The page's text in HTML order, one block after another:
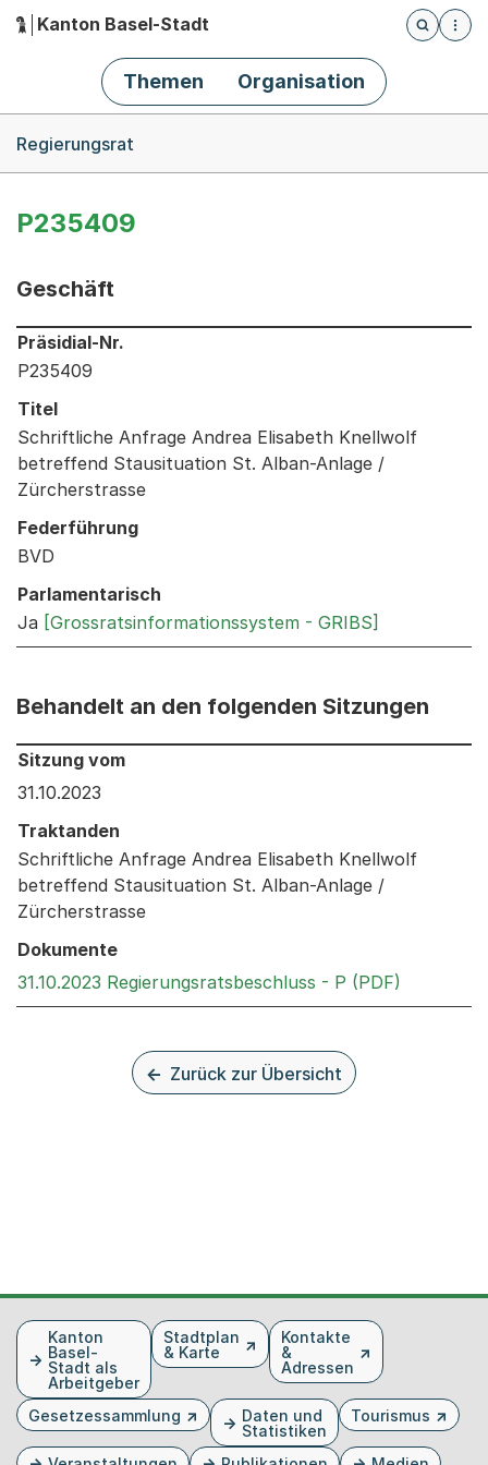
Hauptnavigation
Kanton Basel-Stadt
Öffnet
Themen Organisation
Regierungsrat
P235409
Geschäft
Informationen zum Ausgewählten Geschäft
Präsidial-Nr.
P235409
Titel
Schriftliche Anfrage Andrea Elisabeth Knellwolf
betreffend Stausituation St. Alban-Anlage /
Zürcherstrasse
Federführung
BVD
Parlamentarisch
Ja [Grossratsinformationssystem - GRIBS]
Behandelt an den folgenden Sitzungen
Behandelt an den folgenden Sitzungen: Informationen
Sitzung vom
31.10.2023
Traktanden
Schriftliche Anfrage Andrea Elisabeth Knellwolf
betreffend Stausituation St. Alban-Anlage /
Zürcherstrasse
Dokumente
31.10.2023 Regierungsratsbeschluss - P (PDF)
Zurück zur Übersicht
FusszeileKanton
Basel-
Stadt als
Arbeitgeber
Stadtplan
& Karte
Kontakte
&
Adressen
Gesetzessammlung
Daten und
Statistiken
Tourismus